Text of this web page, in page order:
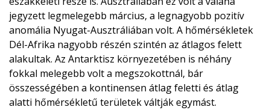
jegyzett legmelegebb március, a legnagyobb pozitív
anomália Nyugat-Ausztráliában volt. A hőmérsékletek
Dél-Afrika nagyobb részén szintén az átlagos felett
alakultak. Az Antarktisz környezetében is néhány
fokkal melegebb volt a megszokottnál, bár
összességében a kontinensen átlag feletti és átlag
alatti hőmérsékletű területek váltják egymást.